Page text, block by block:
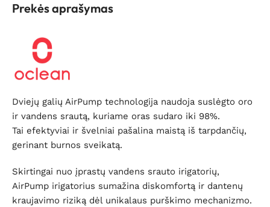
Prekės aprašymas
Dviejų galių AirPump technologija naudoja suslėgto oro
ir vandens srautą, kuriame oras sudaro iki 98%.
Tai efektyviai ir švelniai pašalina maistą iš tarpdančių,
gerinant burnos sveikatą.
Skirtingai nuo įprastų vandens srauto irigatorių,
AirPump irigatorius sumažina diskomfortą ir dantenų
kraujavimo riziką dėl unikalaus purškimo mechanizmo.